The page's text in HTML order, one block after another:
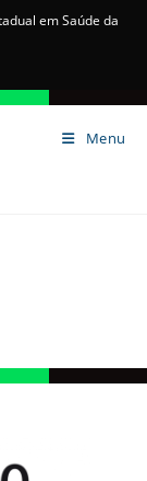
em Saúde da
Menu